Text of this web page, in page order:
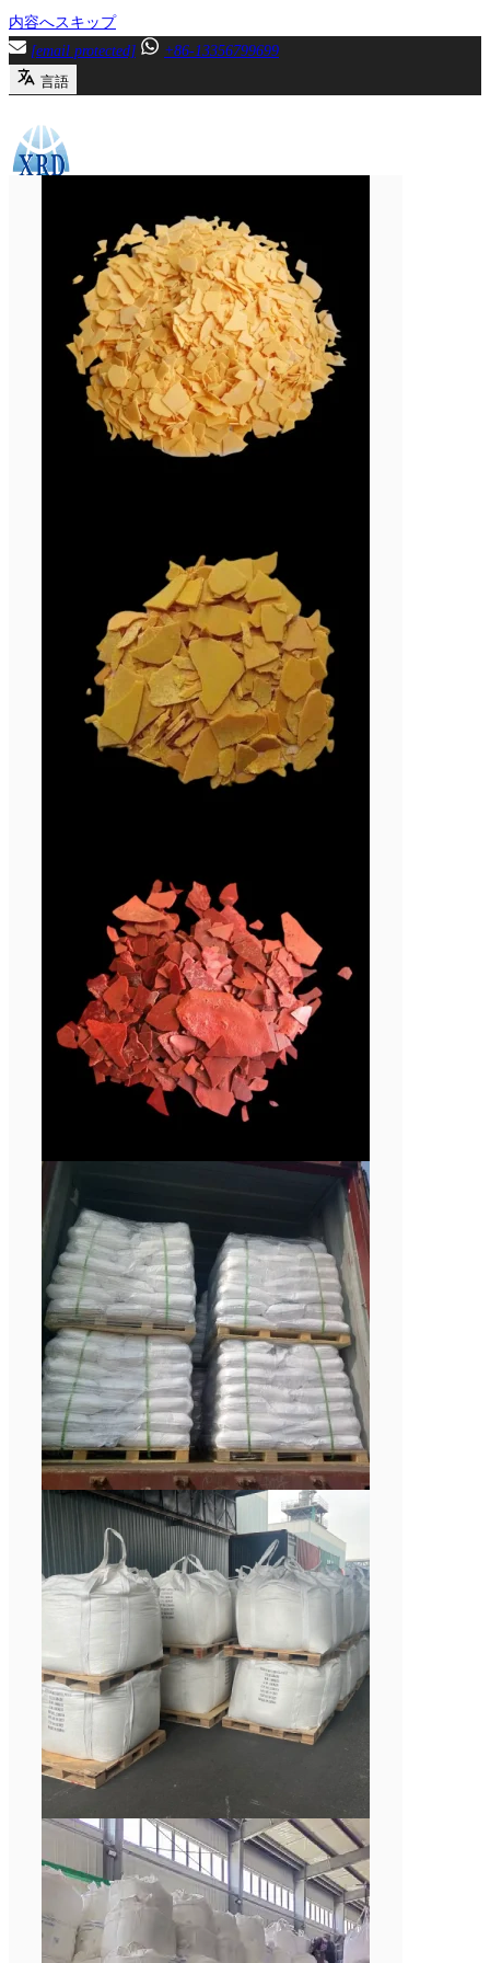
内容へスキップ
[email protected]
+86-13356799699
言語
閉じる